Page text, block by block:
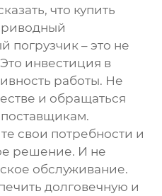
что купить
погрузчик – это не
инвестиция в
работы. Не
и обращаться
свои потребности и
решение. И не
обслуживание.
долговечную и